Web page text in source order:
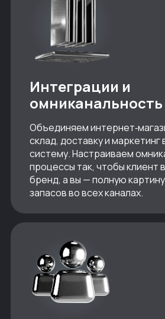
Интеграции и
омниканальность
Объединяем
склад, доставку и маркетинг
систему. Настраиваем
процессы так, чтобы клиент
бренд, а вы — полную
запасов во всех каналах.